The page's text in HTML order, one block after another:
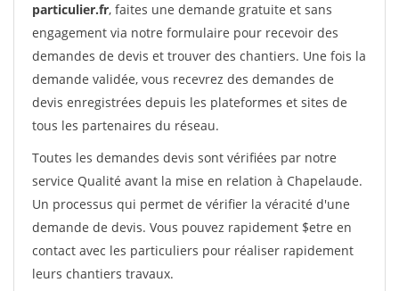
particulier.fr, faites une demande gratuite et sans
engagement via notre formulaire pour recevoir des
demandes de devis et trouver des chantiers. Une fois la
demande validée, vous recevrez des demandes de
devis enregistrées depuis les plateformes et sites de
tous les partenaires du réseau.
Toutes les demandes devis sont vérifiées par notre
service Qualité avant la mise en relation à Chapelaude.
Un processus qui permet de vérifier la véracité d'une
demande de devis. Vous pouvez rapidement $etre en
contact avec les particuliers pour réaliser rapidement
leurs chantiers travaux.